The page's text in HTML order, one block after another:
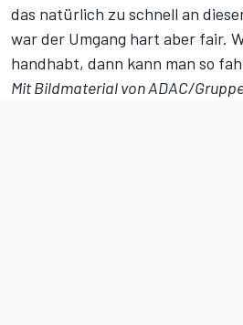
das natürlich zu schnell an
war der Umgang hart aber fair.
handhabt, dann kann man so
Mit Bildmaterial von ADAC/